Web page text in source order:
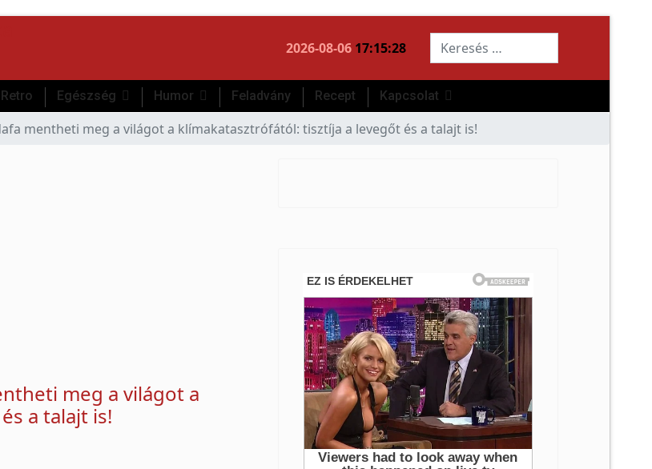
2026-08-06 17:15:29 Keresés...
Retro Egészség Humor Feladvány Recept Kapcsolat
mentheti meg a világot a klímakatasztrófától: tisztíja a levegőt és a talajt is!
meg a világot a
a talajt is!